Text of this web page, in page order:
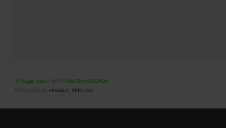
© Magic Store Srl P. IVA 03550320406
Sviluppato da nimaia.it ektor.net